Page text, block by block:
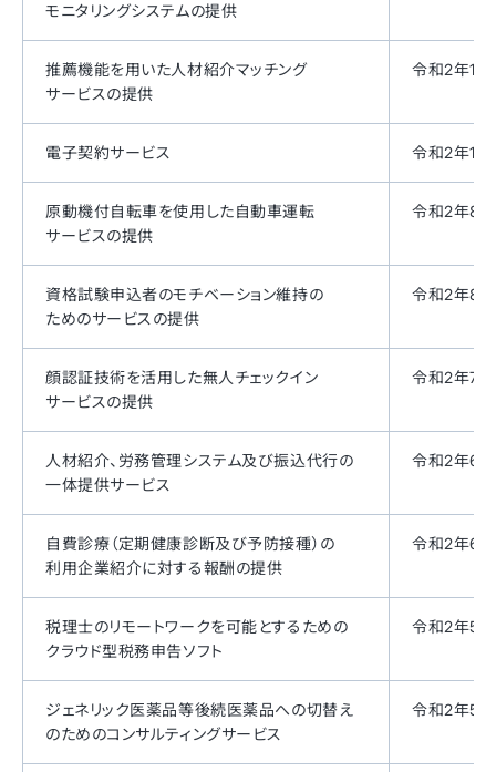
モニタリングシステムの提供
推薦機能を用いた人材紹介マッチング
サービスの提供
令和2年11
電子契約サービス 令和2年10
原動機付自転車を使用した自動車運転
サービスの提供
令和2年8
資格試験申込者のモチベーション維持の
ためのサービスの提供
令和2年8
顔認証技術を活用した無人チェックイン
サービスの提供
令和2年7
人材紹介、労務管理システム及び振込代行の
一体提供サービス
令和2年6
自費診療（定期健康診断及び予防接種）の
利用企業紹介に対する報酬の提供
令和2年6
税理士のリモートワークを可能とするための
クラウド型税務申告ソフト
令和2年5
ジェネリック医薬品等後続医薬品への切替え
のためのコンサルティングサービス
令和2年5